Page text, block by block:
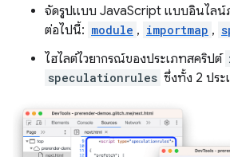
จัดรูปแบบ JavaScript แบบอินไลน์
ต่อไปนี้: module , importmap ,
ไฮไลต์ไวยากรณ์ของประเภทสคริปต์
speculationrules ซึ่งทั้ง 2 ประ